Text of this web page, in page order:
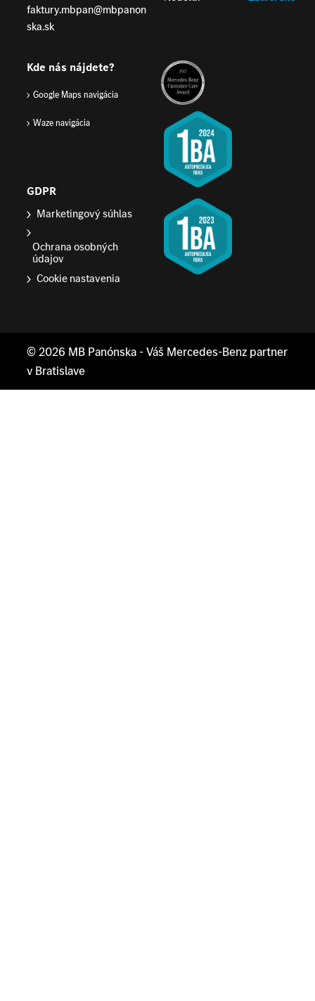
faktury.mbpan@mbpanon
ska.sk
Kde nás nájdete?
Google Maps navigácia
Waze navigácia
GDPR
Marketingový súhlas
Ochrana osobných
údajov
Cookie nastavenia
© 2026 MB Panónska- Váš Mercedes-Benz partner
v Bratislave